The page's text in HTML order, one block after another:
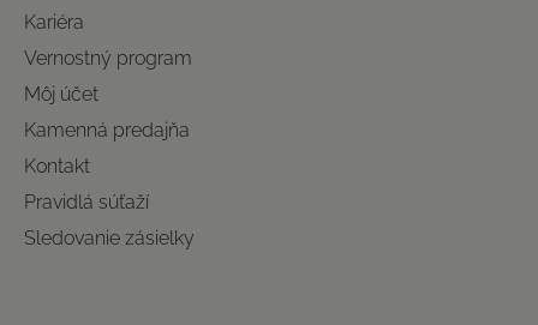
Kariéra
Vernostný program
Môj účet
Kamenná predajňa
Kontakt
Pravidlá súťaží
Sledovanie zásielky